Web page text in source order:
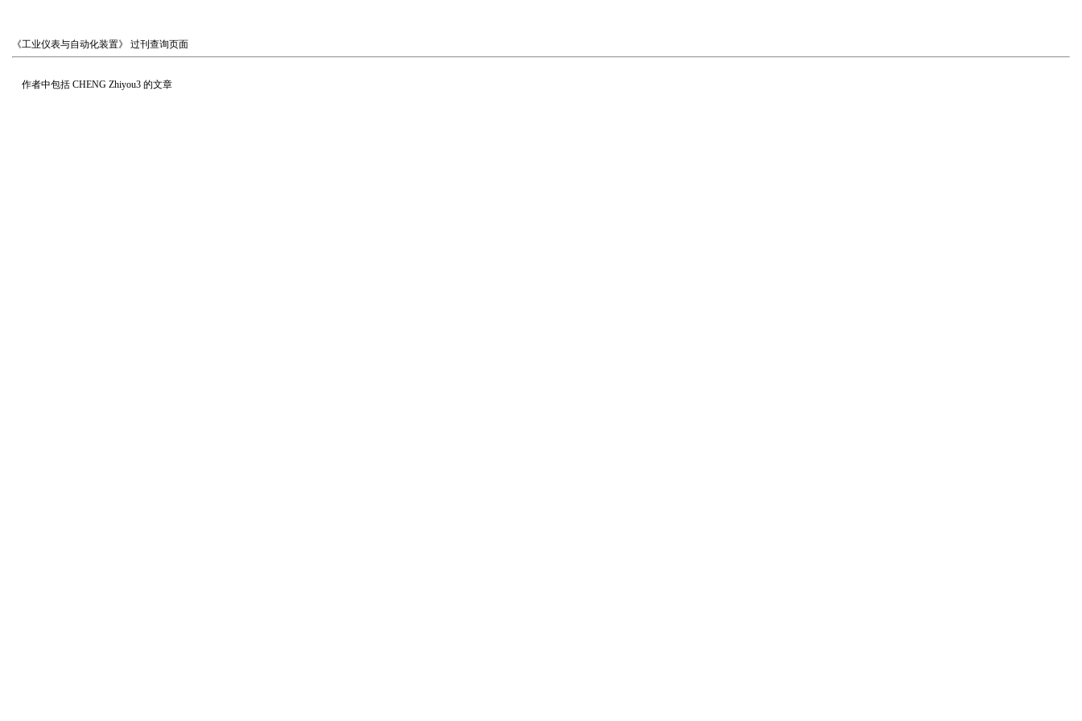
《工业仪表与自动化装置》 过刊查询页面
作者中包括 CHENG Zhiyou3 的文章